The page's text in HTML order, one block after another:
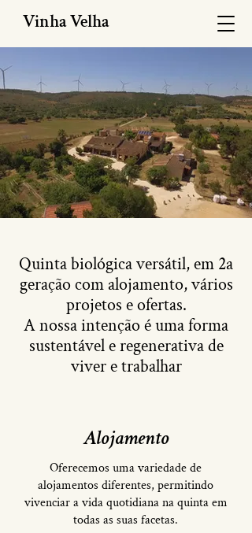
Vinha Velha
Quinta biológica versátil, em 2a
geração com alojamento, vários
projetos e ofertas.
A nossa intenção é uma forma
sustentável e regenerativa de
viver e trabalhar
Alojamento
Oferecemos uma variedade de
alojamentos diferentes, permitindo
vivenciar a vida quotidiana na quinta em
todas as suas facetas.